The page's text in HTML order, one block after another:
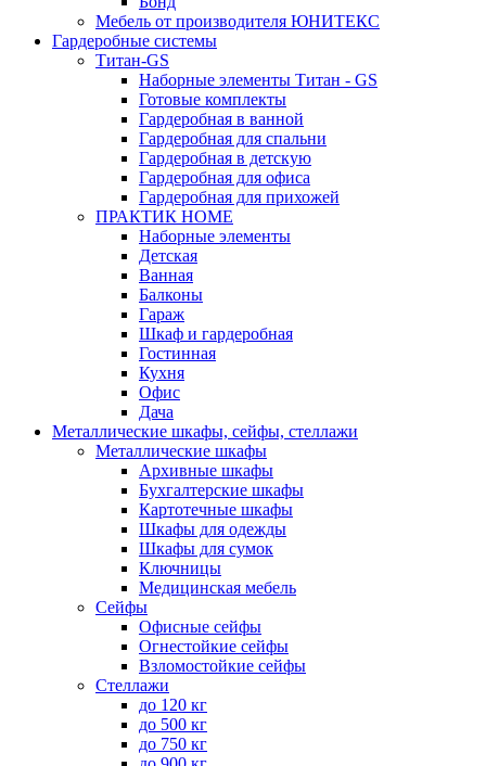
Мебель от производителя ЮНИТЕКС
Гардеробные системы
Титан-GS
Наборные элементы Титан - GS
Готовые комплекты
Гардеробная в ванной
Гардеробная для спальни
Гардеробная в детскую
Гардеробная для офиса
Гардеробная для прихожей
ПРАКТИК HOME
Наборные элементы
Детская
Ванная
Балконы
Гараж
Шкаф и гардеробная
Гостинная
Кухня
Офис
Дача
Металлические шкафы, сейфы, стеллажи
Металлические шкафы
Архивные шкафы
Бухгалтерские шкафы
Картотечные шкафы
Шкафы для одежды
Шкафы для сумок
Ключницы
Медицинская мебель
Сейфы
Офисные сейфы
Огнестойкие сейфы
Взломостойкие сейфы
Стеллажи
до 120 кг
до 500 кг
до 750 кг